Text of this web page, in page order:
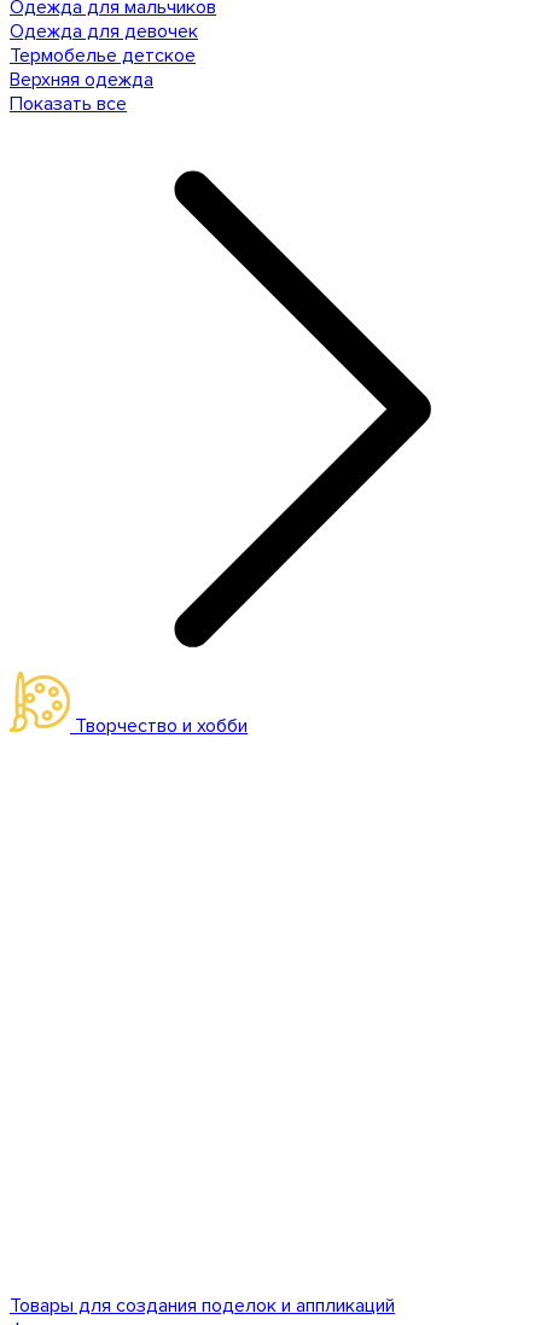
Одежда для мальчиков
Одежда для девочек
Термобелье детское
Верхняя одежда
Показать все
Творчество и хобби
Товары для создания поделок и аппликаций